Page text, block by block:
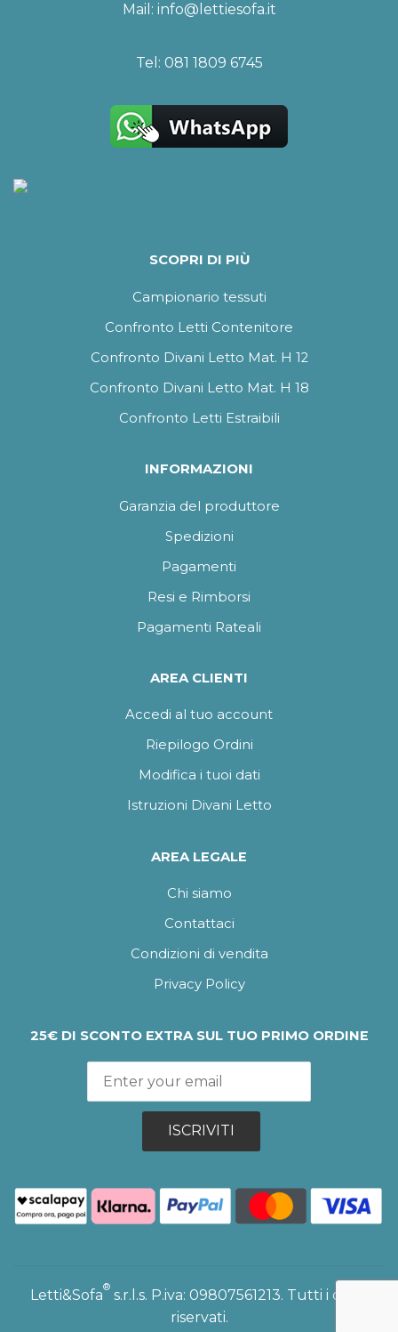
Mail: info@lettiesofa.it
Tel: 081 1809 6745
SCOPRI DI PIÙ
Campionario tessuti
Confronto Letti Contenitore
Confronto Divani Letto Mat. H 12
Confronto Divani Letto Mat. H 18
Confronto Letti Estraibili
INFORMAZIONI
Garanzia del produttore
Spedizioni
Pagamenti
Resi e Rimborsi
Pagamenti Rateali
AREA CLIENTI
Accedi al tuo account
Riepilogo Ordini
Modifica i tuoi dati
Istruzioni Divani Letto
AREA LEGALE
Chi siamo
Contattaci
Condizioni di vendita
Privacy Policy
25€ DI SCONTO EXTRA SUL TUO PRIMO ORDINE
ISCRIVITI
Letti&Sofa
®
s.r.l.s. P.iva: 09807561213. Tutti i diritti
riservati.